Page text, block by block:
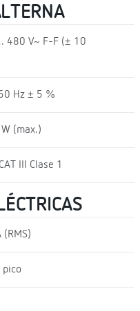
480 V~ F-F (± 10
Hz ± 5 %
(max.)
III Clase 1
(RMS)
pico